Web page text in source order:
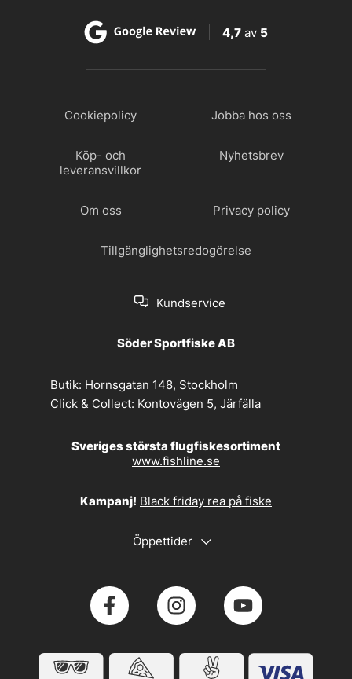
4,7 av 5
Cookiepolicy Jobba hos oss
Köp- och
leveransvillkor
Nyhetsbrev
Om oss Privacy policy
Tillgänglighetsredogörelse
Kundservice
Söder Sportfiske AB
Butik: Hornsgatan 148, Stockholm
Click & Collect: Kontovägen 5, Järfälla
Sveriges största flugfiskesortiment
www.fishline.se
Kampanj! Black friday rea på fiske
Öppettider